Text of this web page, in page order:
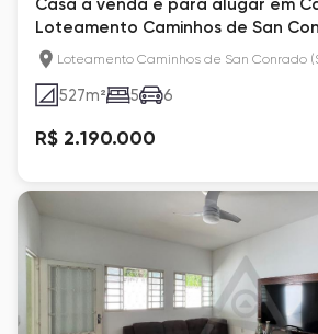
Casa à venda e para alugar em
Loteamento Caminhos de San
com 5 quartos
Loteamento Caminhos de San Conrado
527m² 5 6
R$ 2.190.000